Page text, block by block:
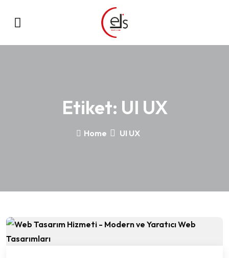
Etiket: UI UX
Home UI UX